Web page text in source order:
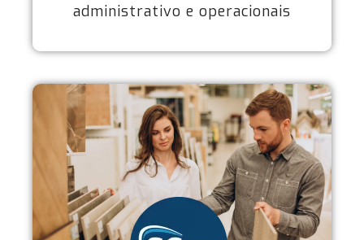
administrativo e operacionais